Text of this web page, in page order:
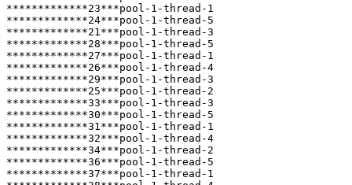
*************23***pool-1-thread-1
*************24***pool-1-thread-5
*************21***pool-1-thread-3
*************28***pool-1-thread-5
*************27***pool-1-thread-1
*************26***pool-1-thread-4
*************29***pool-1-thread-3
*************25***pool-1-thread-2
*************33***pool-1-thread-3
*************30***pool-1-thread-5
*************31***pool-1-thread-1
*************32***pool-1-thread-4
*************34***pool-1-thread-2
*************36***pool-1-thread-5
*************37***pool-1-thread-1